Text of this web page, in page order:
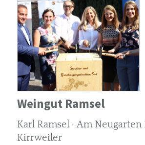
Weingut Ramsel
Karl Ramsel · Am Neugarten
Kirrweiler